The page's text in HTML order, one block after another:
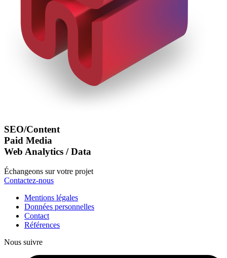
SEO/Content
Paid Media
Web Analytics / Data
Échangeons sur votre projet
Contactez-nous
Mentions légales
Données personnelles
Contact
Références
Nous suivre